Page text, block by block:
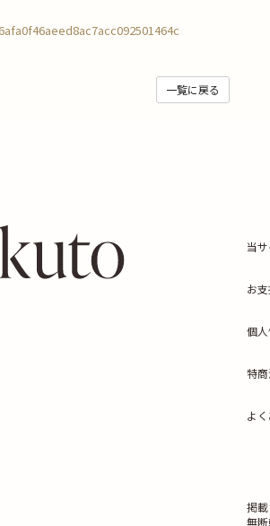
一覧に戻る
当
お
個
特
よ
掲
無断